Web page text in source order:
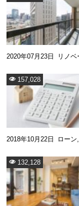
2020年07月23日 リノ
157,028
2018年10月22日 ローン,
132,128